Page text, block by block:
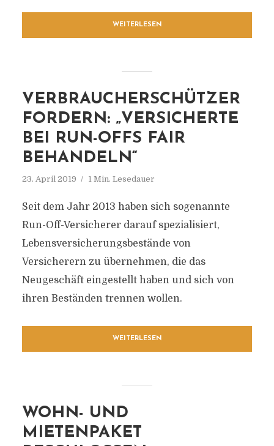
WEITERLESEN
VERBRAUCHERSCHÜTZER
FORDERN: „VERSICHERTE
BEI RUN-OFFS FAIR
BEHANDELN“
23. April 2019 1 Min. Lesedauer
Seit dem Jahr 2013 haben sich sogenannte
Run-Off-Versicherer darauf spezialisiert,
Lebensversicherungsbestände von
Versicherern zu übernehmen, die das
Neugeschäft eingestellt haben und sich von
ihren Beständen trennen wollen.
WEITERLESEN
WOHN- UND
MIETENPAKET